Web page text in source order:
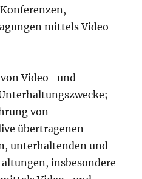
mittels Video-
Video- und
von
übertragenen
unterhaltenden und
insbesondere